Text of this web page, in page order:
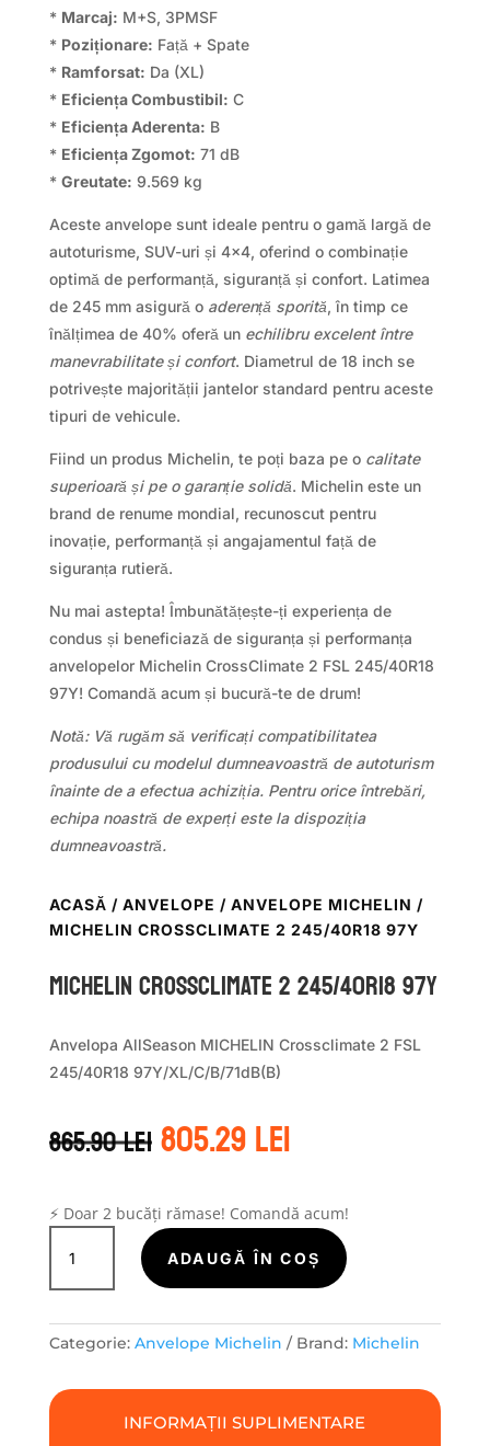
* Marcaj: M+S, 3PMSF
* Poziționare: Față + Spate
* Ramforsat: Da (XL)
* Eficiența Combustibil: C
* Eficiența Aderenta: B
* Eficiența Zgomot: 71 dB
* Greutate: 9.569 kg
Aceste anvelope sunt ideale pentru o gamă largă de
autoturisme, SUV-uri și 4×4, oferind o combinație
optimă de performanță, siguranță și confort. Latimea
de 245 mm asigură o aderență sporită, în timp ce
înălțimea de 40% oferă un echilibru excelent între
manevrabilitate și confort. Diametrul de 18 inch se
potrivește majorității jantelor standard pentru aceste
tipuri de vehicule.
Fiind un produs Michelin, te poți baza pe o calitate
superioară și pe o garanție solidă. Michelin este un
brand de renume mondial, recunoscut pentru
inovație, performanță și angajamentul față de
siguranța rutieră.
Nu mai astepta! Îmbunătățește-ți experiența de
condus și beneficiază de siguranța și performanța
anvelopelor Michelin CrossClimate 2 FSL 245/40R18
97Y! Comandă acum și bucură-te de drum!
Notă: Vă rugăm să verificați compatibilitatea
produsului cu modelul dumneavoastră de autoturism
înainte de a efectua achiziția. Pentru orice întrebări,
echipa noastră de experți este la dispoziția
dumneavoastră.
ACASĂ / ANVELOPE / ANVELOPE MICHELIN /
MICHELIN CROSSCLIMATE 2 245/40R18 97Y
Michelin CROSSCLIMATE 2 245/40R18 97Y
Anvelopa AllSeason MICHELIN Crossclimate 2 FSL
245/40R18 97Y/XL/C/B/71dB(B)
865.90leiPrețul
inițial
fost:
865.90 lei.
805.29leiPrețul
curent
805.29 lei.
⚡ Doar 2 bucăți rămase! Comandă acum!
Cantitate
Michelin
CROSSCLIMATE
245/40R18
ADAUGĂ ÎN COȘ
Categorie: Anvelope Michelin Brand: Michelin
INFORMAȚII SUPLIMENTARE